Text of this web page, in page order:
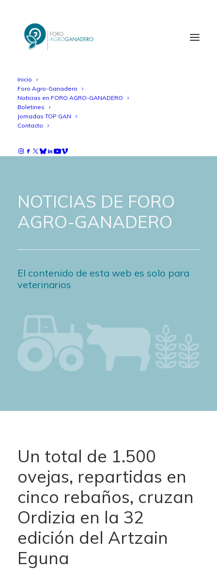
Inicio
Foro Agro-Ganadero
Noticias en FORO AGRO-GANADERO
Boletines
Jornadas TOP GAN
Contacto
NOTICIAS DE FORO
AGRO-GANADERO
El contenido de esta web es solo para
veterinarios
Un total de 1.500
ovejas, repartidas en
cinco rebaños, cruzan
Ordizia en la 32
edición del Artzain
Eguna